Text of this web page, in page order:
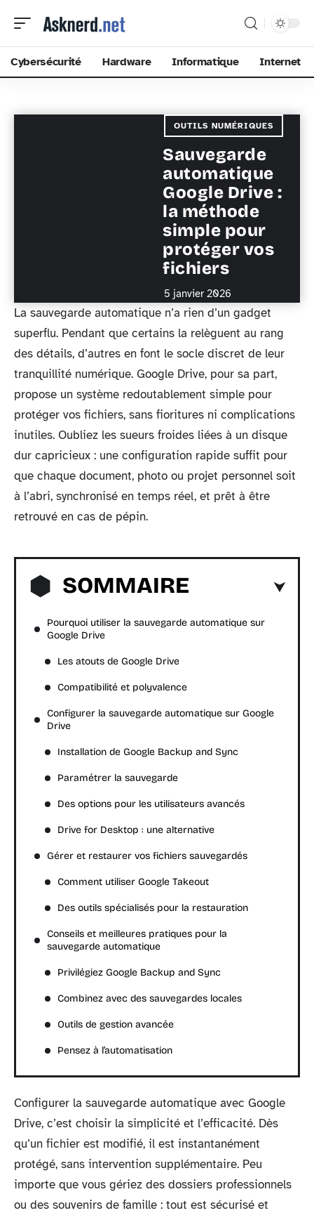
Cybersécurité Hardware Informatique Internet
OUTILS NUMÉRIQUES
Sauvegarde
automatique
Google Drive :
la méthode
simple pour
protéger vos
fichiers
5 janvier 2026
La sauvegarde automatique n’a rien d’un gadget
superflu. Pendant que certains la relèguent au rang
des détails, d’autres en font le socle discret de leur
tranquillité numérique. Google Drive, pour sa part,
propose un système redoutablement simple pour
protéger vos fichiers, sans fioritures ni complications
inutiles. Oubliez les sueurs froides liées à un disque
dur capricieux : une configuration rapide suffit pour
que chaque document, photo ou projet personnel soit
à l’abri, synchronisé en temps réel, et prêt à être
retrouvé en cas de pépin.
SOMMAIRE
Pourquoi utiliser la sauvegarde automatique sur
Google Drive
Les atouts de Google Drive
Compatibilité et polyvalence
Configurer la sauvegarde automatique sur Google
Drive
Installation de Google Backup and Sync
Paramétrer la sauvegarde
Des options pour les utilisateurs avancés
Drive for Desktop : une alternative
Gérer et restaurer vos fichiers sauvegardés
Comment utiliser Google Takeout
Des outils spécialisés pour la restauration
Conseils et meilleures pratiques pour la
sauvegarde automatique
Privilégiez Google Backup and Sync
Combinez avec des sauvegardes locales
Outils de gestion avancée
Pensez à l’automatisation
Configurer la sauvegarde automatique avec Google
Drive, c’est choisir la simplicité et l’efficacité. Dès
qu’un fichier est modifié, il est instantanément
protégé, sans intervention supplémentaire. Peu
importe que vous gériez des dossiers professionnels
ou des souvenirs de famille : tout est sécurisé et